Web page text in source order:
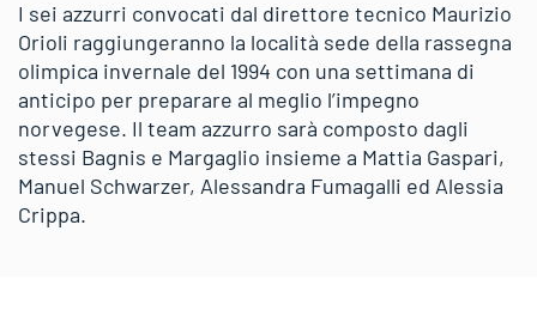
I sei azzurri convocati dal direttore tecnico Maurizio
Orioli raggiungeranno la località sede della rassegna
olimpica invernale del 1994 con una settimana di
anticipo per preparare al meglio l’impegno
norvegese. Il team azzurro sarà composto dagli
stessi Bagnis e Margaglio insieme a Mattia Gaspari,
Manuel Schwarzer, Alessandra Fumagalli ed Alessia
Crippa.